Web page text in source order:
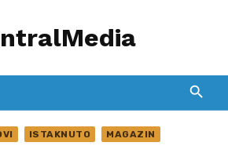
ISTAKNUTO
MAGAZIN